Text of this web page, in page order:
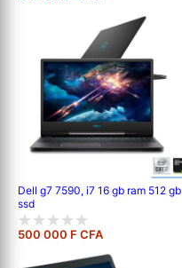
Dell g7 7590, i7 16 gb ram 512 gb
ssd
500 000 F CFA